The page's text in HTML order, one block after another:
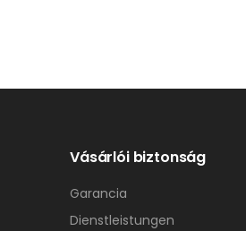
Vásárlói biztonság
Garancia
Dienstleistungen